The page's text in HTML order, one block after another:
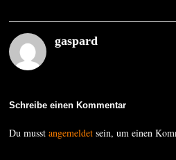
gaspard
Schreibe einen Kommentar
Du musstangemeldet sein, um einen